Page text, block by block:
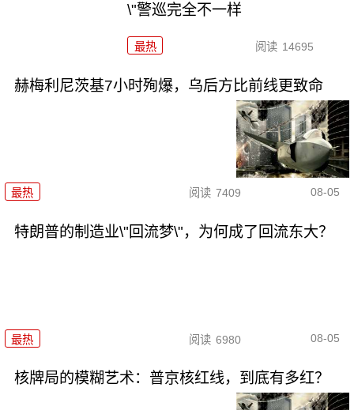
\"警巡完全不一样
最热 阅读 14695
赫梅利尼茨基7小时殉爆，乌后方比前线更致命
最热 阅读 7409 08-05
特朗普的制造业\"回流梦\"，为何成了回流东大？
最热 阅读 6980 08-05
核牌局的模糊艺术：普京核红线，到底有多红？